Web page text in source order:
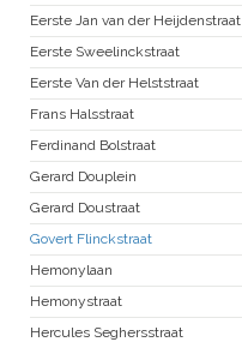
Eerste Jan van der Heijdenstraat
Eerste Sweelinckstraat
Eerste Van der Helststraat
Frans Halsstraat
Ferdinand Bolstraat
Gerard Douplein
Gerard Doustraat
Govert Flinckstraat
Hemonylaan
Hemonystraat
Hercules Seghersstraat